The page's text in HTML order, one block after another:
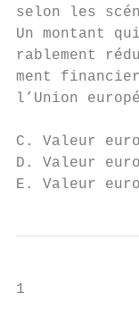
selon les
Un montant
rablement
ment
l’Union
C. Valeur
D. Valeur
E. Valeur
1